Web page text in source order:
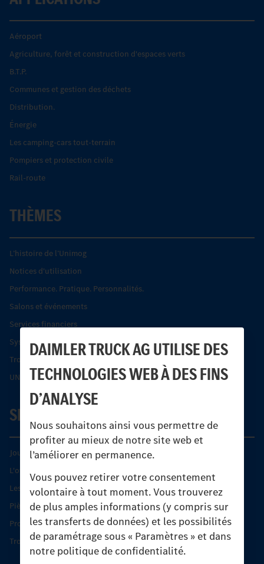
DAIMLER TRUCK AG UTILISE DES
TECHNOLOGIES WEB À DES FINS
D’ANALYSE
Nous souhaitons ainsi vous permettre de
profiter au mieux de notre site web et
l’améliorer en permanence.
Vous pouvez retirer votre consentement
volontaire à tout moment. Vous trouverez
de plus amples informations (y compris sur
les transferts de données) et les possibilités
de paramétrage sous « Paramètres » et dans
notre politique de confidentialité.
Aéroport
Agriculture, forêt et construction d'espaces verts
B.T.P.
Communes et gestion des déchets
Distribution.
Énergie
Les camping-cars tout-terrain
Pompiers et protection civile
Rail-route
THÈMES
L’histoire de l’Unimog
Notices d'utilisation
Performance. Pratique. Personnalités.
Salons et événements
Services financiers
Systèmes de sécurité Econic
Trouver un partenaire
UNI-TOUCH®
SERVICE
Journées diagnostic Technique S.A.V Unimog
L'offre de services Unimog
Les produits phares
Pièces d’origine
Protection et maintien de la valeur
Trouver un partenaire